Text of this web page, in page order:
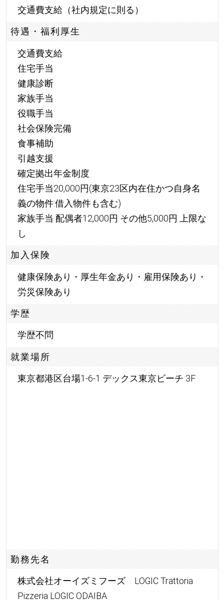
交通費支給（社内規定に則る）
待遇・福利厚生
交通費支給
住宅手当
健康診断
家族手当
役職手当
社会保険完備
食事補助
引越支援
確定拠出年金制度
住宅手当20,000円(東京23区内在住かつ自身名
義の物件:借入物件も含む)
家族手当 配偶者12,000円 その他5,000円 上限な
し
加入保険
健康保険あり・厚生年金あり・雇用保険あり・
労災保険あり
学歴
学歴不問
就業場所
東京都港区台場1-6-1 デックス東京ビーチ 3F
勤務先名
株式会社オーイズミフーズ LOGIC Trattoria
Pizzeria LOGIC ODAIBA